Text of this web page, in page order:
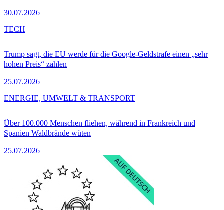
30.07.2026
Trump sagt, die EU werde für die Google-Geldstrafe einen „sehr
hohen Preis“ zahlen
25.07.2026
TECH
Über 100.000 Menschen fliehen, während in Frankreich und
Spanien Waldbrände wüten
25.07.2026
ENERGIE, UMWELT & TRANSPORT